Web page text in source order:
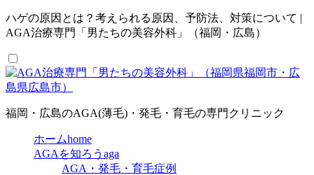
ハゲの原因とは？考えられる原因、予防法、対策について |
AGA治療専門「男たちの美容外科」（福岡・広島）
福岡・広島のAGA(薄毛)・発毛・育毛の専門クリニック
ホームhome
AGAを知ろう aga
AGA・発毛・育毛症例